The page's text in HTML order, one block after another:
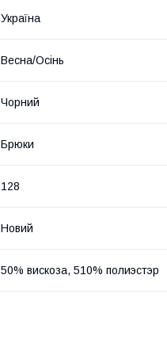
Україна
Весна/Осінь
Чорний
Брюки
128
Новий
50% вискоза, 510% полиэстэр